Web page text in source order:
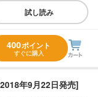
試し読み
400ポイント
すぐに購入
年9月22日発売]